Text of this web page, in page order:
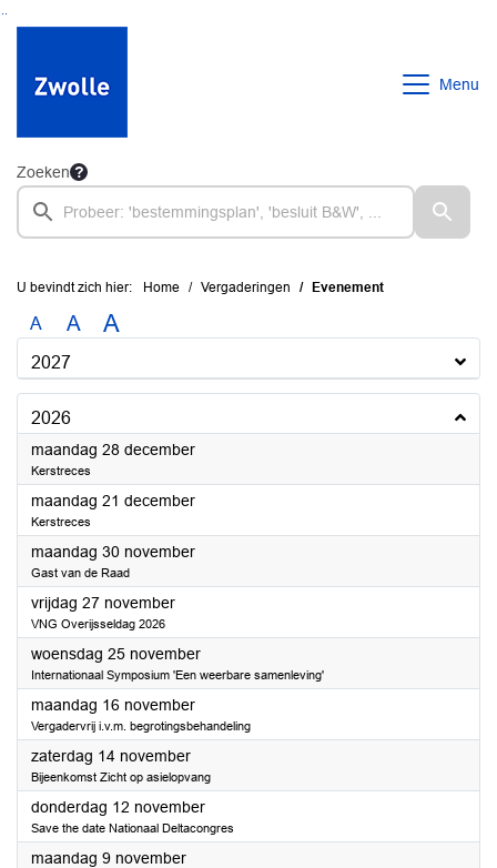
Ga naar de inhoud van deze pagina
Ga naar het zoeken
Ga naar het menu
Menu
Zoeken
U bevindt zich hier: Home Vergaderingen Evenement
A A A
2027
2026
maandag 28 december2026
Kerstreces
maandag 21 december2026
Kerstreces
maandag 30 november2026
Gast van de Raad
vrijdag 27 november2026
VNG Overijsseldag 2026
woensdag 25 november2026
Internationaal Symposium 'Een weerbare samenleving'
maandag 16 november2026
Vergadervrij i.v.m. begrotingsbehandeling
zaterdag 14 november2026
Bijeenkomst Zicht op asielopvang
donderdag 12 november2026
Save the date Nationaal Deltacongres
maandag 9 november2026